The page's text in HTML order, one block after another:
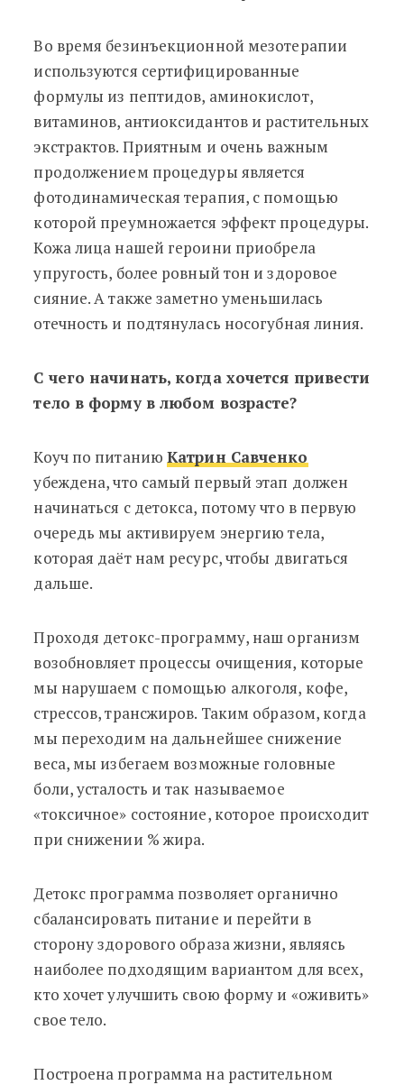
Во время безинъекционной мезотерапии
используются сертифицированные
формулы из пептидов, аминокислот,
витаминов, антиоксидантов и растительных
экстрактов. Приятным и очень важным
продолжением процедуры является
фотодинамическая терапия, с помощью
которой преумножается эффект процедуры.
Кожа лица нашей героини приобрела
упругость, более ровный тон и здоровое
сияние. А также заметно уменьшилась
отечность и подтянулась носогубная линия.
С чего начинать, когда хочется привести
тело в форму в любом возрасте?
Коуч по питаниюКатрин Савченко
убеждена, что самый первый этап должен
начинаться с детокса, потому что в первую
очередь мы активируем энергию тела,
которая даёт нам ресурс, чтобы двигаться
дальше.
Проходя детокс-программу, наш организм
возобновляет процессы очищения, которые
мы нарушаем с помощью алкоголя, кофе,
стрессов, трансжиров. Таким образом, когда
мы переходим на дальнейшее снижение
веса, мы избегаем возможные головные
боли, усталость и так называемое
«токсичное» состояние, которое происходит
при снижении % жира.
Детокс программа позволяет органично
сбалансировать питание и перейти в
сторону здорового образа жизни, являясь
наиболее подходящим вариантом для всех,
кто хочет улучшить свою форму и «оживить»
свое тело.
Построена программа на растительном